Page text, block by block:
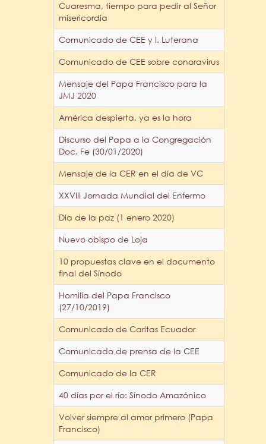
Cuaresma, tiempo para pedir al Señor
misericordia
Comunicado de CEE y I. Luterana
Comunicado de CEE sobre conoravirus
Mensaje del Papa Francisco para la
JMJ 2020
América despierta, ya es la hora
Discurso del Papa a la Congregación
Doc. Fe (30/01/2020)
Mensaje de la CER en el día de VC
XXVIII Jornada Mundial del Enfermo
Día de la paz (1 enero 2020)
Nuevo obispo de Loja
10 propuestas clave en el documento
final del Sínodo
Homilía del Papa Francisco
(27/10/2019)
Comunicado de Caritas Ecuador
Comunicado de prensa de la CEE
Comunicado de la CER
40 días por el río: Sínodo Amazónico
Volver siempre al amor primero (Papa
Francisco)